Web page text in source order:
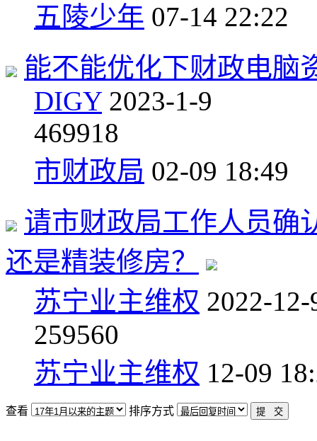
五陵少年 07-14 22:22
能不能优化下财政电脑
DIGY 2023-1-9
469918
市财政局 02-09 18:49
请市财政局工作人员确
还是精装修房？
苏宁业主维权 2022-12-
259560
苏宁业主维权 12-09
查看 排序方式